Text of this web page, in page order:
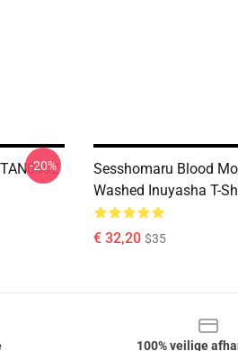
-20%
Sesshomaru Blood
Washed Inuyasha T-
€ 32,20 $35
100% veilige